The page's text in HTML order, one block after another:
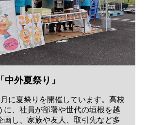
外夏祭り」
に夏祭りを開催しています。高校
に、社員が部署や世代の垣根を越
画し、家族や友人、取引先など多